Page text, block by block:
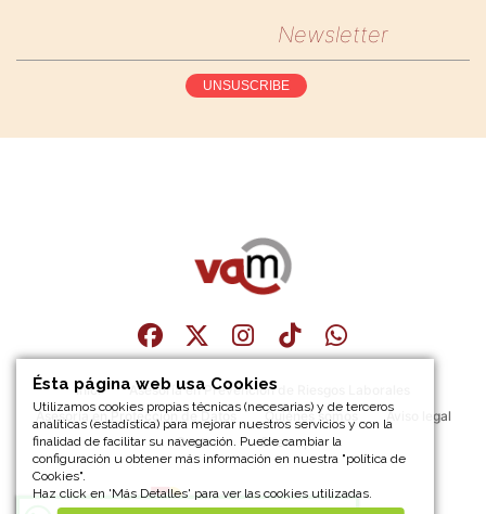
Newsletter
UNSUSCRIBE
Inici
Asesoría en Prevención de Riesgos Laborales
Asesoría en Protección de Datos
Quiénes somos
Aviso legal
Contacto
Sitemap
Ésta página web usa Cookies
Utilizamos cookies propias técnicas (necesarias) y de terceros
analíticas (estadística) para mejorar nuestros servicios y con la
finalidad de facilitar su navegación. Puede cambiar la
configuración u obtener más información en nuestra "política de
Cookies".
Haz click en 'Más Detalles' para ver las cookies utilizadas.